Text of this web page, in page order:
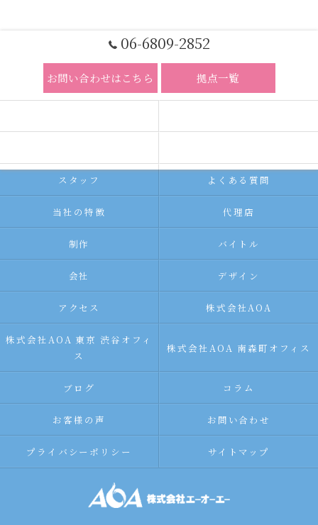
06-6809-2852
お問い合わせはこちら 拠点一覧
スタッフ よくある質問
当社の特徴 代理店
制作 バイトル
会社 デザイン
アクセス 株式会社AOA
株式会社AOA 東京 渋谷オフィ
ス
株式会社AOA 南森町オフィス
ブログ コラム
お客様の声 お問い合わせ
プライバシーポリシー サイトマップ